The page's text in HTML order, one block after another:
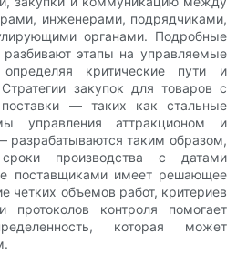
инженерами, подрядчиками,
органами. Подробные
разбивают этапы на управляемые
определяя критические пути и
закупок для товаров с
— таких как стальные
управления аттракционом и
разрабатываются таким образом,
сроки производства с датами
поставщиками имеет решающее
четких объемов работ, критериев
протоколов контроля помогает
которая может